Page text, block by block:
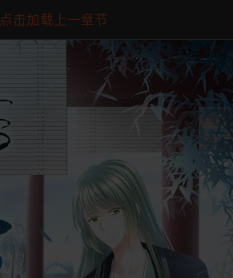
点击加载上一章节